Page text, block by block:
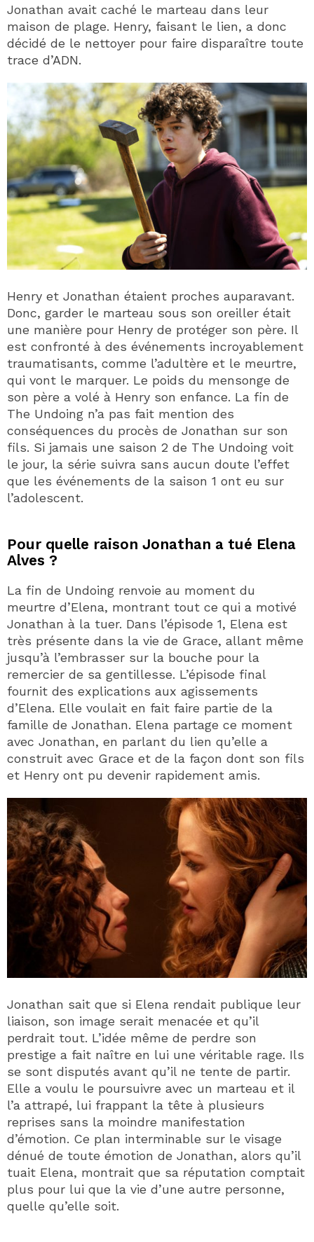
Jonathan avait caché le marteau dans leur
maison de plage. Henry, faisant le lien, a donc
décidé de le nettoyer pour faire disparaître toute
trace d’ADN.
Henry et Jonathan étaient proches auparavant.
Donc, garder le marteau sous son oreiller était
une manière pour Henry de protéger son père. Il
est confronté à des événements incroyablement
traumatisants, comme l’adultère et le meurtre,
qui vont le marquer. Le poids du mensonge de
son père a volé à Henry son enfance. La fin de
The Undoing n’a pas fait mention des
conséquences du procès de Jonathan sur son
fils. Si jamais une saison 2 de The Undoing voit
le jour, la série suivra sans aucun doute l’effet
que les événements de la saison 1 ont eu sur
l’adolescent.
Pour quelle raison Jonathan a tué Elena
Alves ?
La fin de Undoing renvoie au moment du
meurtre d’Elena, montrant tout ce qui a motivé
Jonathan à la tuer. Dans l’épisode 1, Elena est
très présente dans la vie de Grace, allant même
jusqu’à l’embrasser sur la bouche pour la
remercier de sa gentillesse. L’épisode final
fournit des explications aux agissements
d’Elena. Elle voulait en fait faire partie de la
famille de Jonathan. Elena partage ce moment
avec Jonathan, en parlant du lien qu’elle a
construit avec Grace et de la façon dont son fils
et Henry ont pu devenir rapidement amis.
Jonathan sait que si Elena rendait publique leur
liaison, son image serait menacée et qu’il
perdrait tout. L’idée même de perdre son
prestige a fait naître en lui une véritable rage. Ils
se sont disputés avant qu’il ne tente de partir.
Elle a voulu le poursuivre avec un marteau et il
l’a attrapé, lui frappant la tête à plusieurs
reprises sans la moindre manifestation
d’émotion. Ce plan interminable sur le visage
dénué de toute émotion de Jonathan, alors qu’il
tuait Elena, montrait que sa réputation comptait
plus pour lui que la vie d’une autre personne,
quelle qu’elle soit.